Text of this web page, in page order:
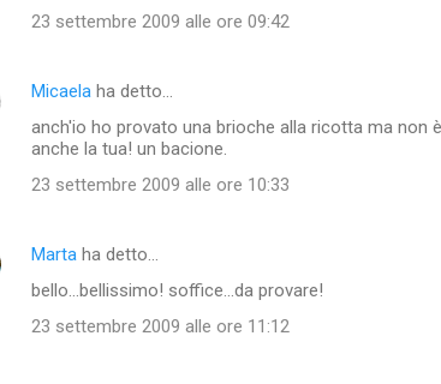
23 settembre 2009 alle ore 09:42
Micaela ha detto…
anch'io ho provato una brioche alla ricotta ma non
anche la tua! un bacione.
23 settembre 2009 alle ore 10:33
Marta ha detto…
bello...bellissimo! soffice...da provare!
23 settembre 2009 alle ore 11:12